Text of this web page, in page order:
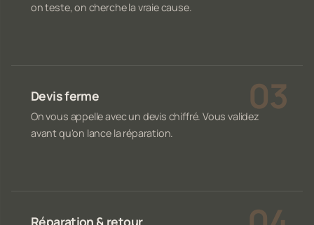
on teste, on cherche la vraie cause.
Devis ferme
On vous appelle avec un devis chiffré. Vous validez
avant qu'on lance la réparation.